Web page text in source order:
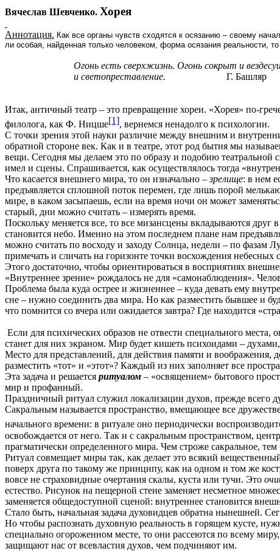
Вячеслав Шевченко. Хорея
Аннотация. Как все органы чувств сходятся к осязанию – своему
ли особая, найденная только человеком, форма осязания реальности,
Огонь есть сверхжизнь. Огонь сокрыт и
и светопреставление.
Г. Башляр
Итак, античный театр – это превращение хореи. «Хорея» по-
филолога, как Ф. Ницше[1], вернемся ненадолго к психологии.
С точки зрения этой науки различие между внешним и
обратной стороне век. Как и в театре, этот род бытия мы
вещи. Сегодня мы делаем это по образу и подобию
имел и сцены. Спрашивается, как осуществлялось тогда
Что касается внешнего мира, то он изначально –зрелище: в нем
предъявляется сплошной поток перемен, где лишь порой
мире, в каком засыпаешь, если на время ночи он может
старый, дни можно считать – измерять время.
Поскольку меняется все, то все мизансцены вкладываются
становится небо. Именно на этом последнем плане нам
можно считать по восходу и заходу Солнца, недели – по фазам
примечать и сличать на горизонте точки восхождения небесных
Этого достаточно, чтобы ориентироваться в восприятиях
«Внутреннее зрение» рождалось не для «самонаблюдения».
Проблема была куда острее и жизненнее – куда девать ему
сне – нужно соединить два мира. Но как разместить бывшее и
что помнится со вчера или ожидается завтра? Где находится
Если для психических образов не отвести специального места,
станет для них экраном. Мир будет кишеть психоидами –
Место для представлений, для действия памяти и
разместить «тот» и «этот»? Каждый из них заполняет все
Эта задача и решается ритуалом – «освящением» бытового
мир и профанный.
Праздничный ритуал служил локализации духов, прежде всего
Сакральным называется пространство, вмещающее все
начального времени: в ритуале оно периодически
освобождается от него. Так и с сакральным пространством,
прагматически определенного мира. Чем строже сакральное,
Ритуал совмещает миры так, как делает это всякий
поверх друга по такому же принципу, как на одном и том же
вовсе не страховидные очертания скалы, куста или тучи. Это
естество. Рисунок на пещерной стене заменяет несметное
заменяется общедоступной сценой: внутреннее становится
Стало быть, начальная задача духовидцев обратна нынешней.
Но чтобы распознать духовную реальность в горящем кусте,
специально огороженном месте, то они рассеются ­­­по всему
защищают нас от всевластия духов, чем подчиняют им.